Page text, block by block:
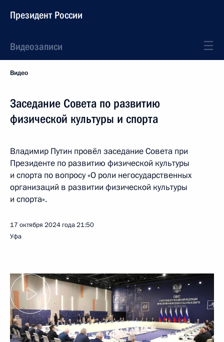
Президент России
Видеозаписи
Видео
Заседание Совета по развитию
физической культуры и спорта
Владимир Путин провёл заседание Совета при
Президенте по развитию физической культуры
и спорта по вопросу «О роли негосударственных
организаций в развитии физической культуры
и спорта».
17 октября 2024 года21:50
Уфа